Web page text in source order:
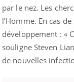
par le nez. Les
l’Homme. En cas
développement : «
souligne Steven
de nouvelles